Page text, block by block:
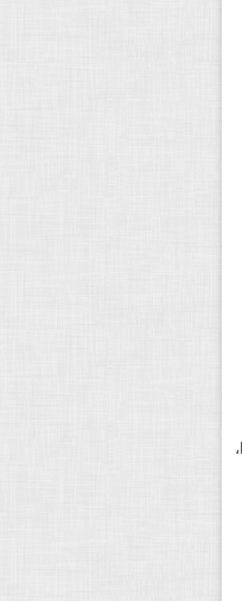
درک نوردهی – همراه با توضیح ISO،